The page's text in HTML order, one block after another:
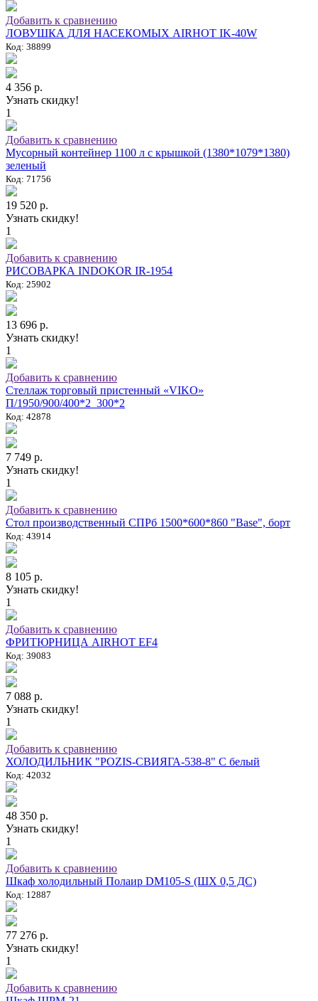
Добавить к сравнению
ЛОВУШКА ДЛЯ НАСЕКОМЫХ AIRHOT IK-40W
Код: 38899
4 356 р.
Узнать скидку!
1
Добавить к сравнению
Мусорный контейнер 1100 л с крышкой (1380*1079*1380)
зеленый
Код: 71756
19 520 р.
Узнать скидку!
1
Добавить к сравнению
РИСОВАРКА INDOKOR IR-1954
Код: 25902
13 696 р.
Узнать скидку!
1
Добавить к сравнению
Стеллаж торговый пристенный «VIKO»
П/1950/900/400*2_300*2
Код: 42878
7 749 р.
Узнать скидку!
1
Добавить к сравнению
Стол производственный СПРб 1500*600*860 "Base", борт
Код: 43914
8 105 р.
Узнать скидку!
1
Добавить к сравнению
ФРИТЮРНИЦА AIRHOT EF4
Код: 39083
7 088 р.
Узнать скидку!
1
Добавить к сравнению
ХОЛОДИЛЬНИК "POZIS-СВИЯГА-538-8" C белый
Код: 42032
48 350 р.
Узнать скидку!
1
Добавить к сравнению
Шкаф холодильный Полаир DM105-S (ШХ 0,5 ДС)
Код: 12887
77 276 р.
Узнать скидку!
1
Добавить к сравнению